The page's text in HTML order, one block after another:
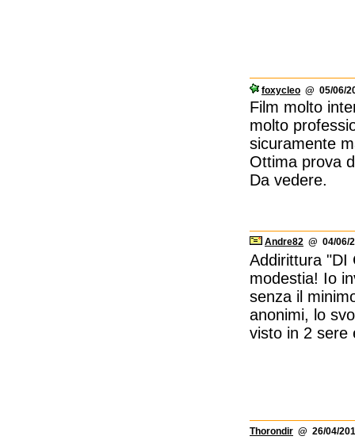
foxycleo @ 05/06/
Film molto
molto
sicuramente
Ottima prova
Da vedere.
Andre82 @ 04/06/
Addirittura "DI
modestia! Io
senza il
anonimi, lo
visto in 2 sere
Thorondir @ 26/04/